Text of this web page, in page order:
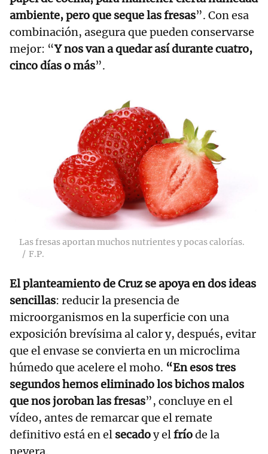
ambiente, pero que seque las fresas”. Con esa
combinación, asegura que pueden conservarse
mejor: “Y nos van a quedar así durante cuatro,
cinco días o más”.
Las fresas aportan muchos nutrientes y pocas calorías.
F.P.
El planteamiento de Cruz se apoya en dos ideas
sencillas: reducir la presencia de
microorganismos en la superficie con una
exposición brevísima al calor y, después, evitar
que el envase se convierta en un microclima
húmedo que acelere el moho. “En esos tres
segundos hemos eliminado los bichos malos
que nos joroban las fresas”, concluye en el
vídeo, antes de remarcar que el remate
definitivo está en el secadoy elfríode la
nevera.